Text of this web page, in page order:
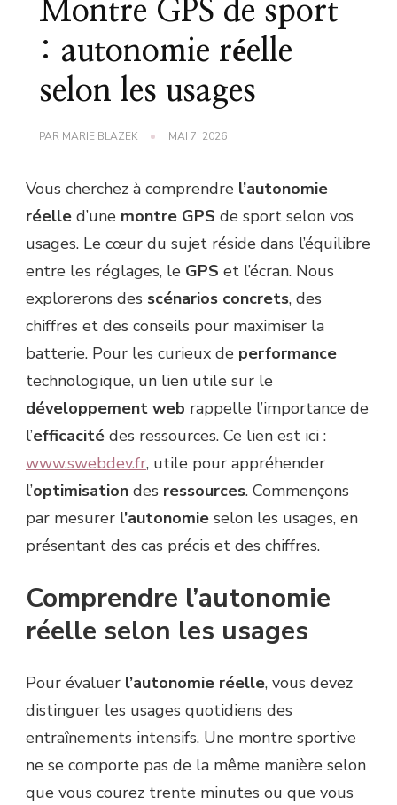
Montre GPS de sport
: autonomie réelle
selon les usages
PAR MARIE BLAZEK MAI 7, 2026
Vous cherchez à comprendre l’autonomie
réelle d’une montre GPS de sport selon vos
usages. Le cœur du sujet réside dans l’équilibre
entre les réglages, le GPS et l’écran. Nous
explorerons des scénarios concrets, des
chiffres et des conseils pour maximiser la
batterie. Pour les curieux de performance
technologique, un lien utile sur le
développement web rappelle l’importance de
l’efficacité des ressources. Ce lien est ici :
www.swebdev.fr, utile pour appréhender
l’optimisation des ressources. Commençons
par mesurer l’autonomie selon les usages, en
présentant des cas précis et des chiffres.
Comprendre l’autonomie
réelle selon les usages
Pour évaluer l’autonomie réelle, vous devez
distinguer les usages quotidiens des
entraînements intensifs. Une montre sportive
ne se comporte pas de la même manière selon
que vous courez trente minutes ou que vous